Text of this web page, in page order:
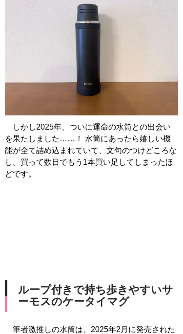
しかし2025年、ついに運命の水筒との出会い
を果たしました……！ 水筒にあったら嬉しい機
能が全て詰め込まれていて、文句のつけどころな
し。買って数日でもう1本買い足してしまったほ
どです。
ループ付きで持ち歩きやすいサ
ーモスのケータイマグ
筆者激推しの水筒は、2025年2月に発売された